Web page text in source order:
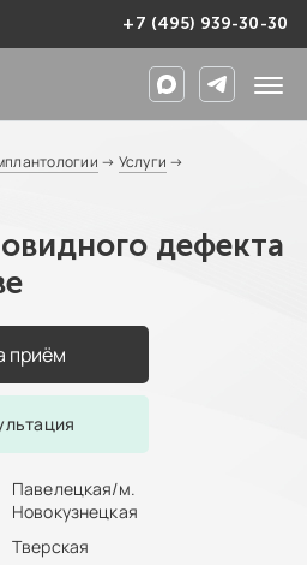
+7 (495) 939-30-30
→ Услуги →
дефекта
приём
Павелецкая/м.
Новокузнецкая
Тверская